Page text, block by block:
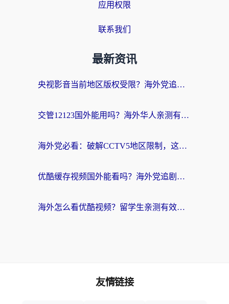
应用权限
联系我们
最新资讯
央视影音当前地区版权受限？海外党追剧看片的终极解决方案来了
交管12123国外能用吗？海外华人亲测有效的回国加速器选择指南
海外党必看：破解CCTV5地区限制，这样看欧洲杯奥运直播才够爽！
优酷缓存视频国外能看吗？海外党追剧看片的终极解决方案来了
海外怎么看优酷视频？留学生亲测有效的回国加速器选择指南
友情链接